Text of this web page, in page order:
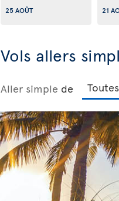
25 AOÛT
21
Vols allers
Aller simple de